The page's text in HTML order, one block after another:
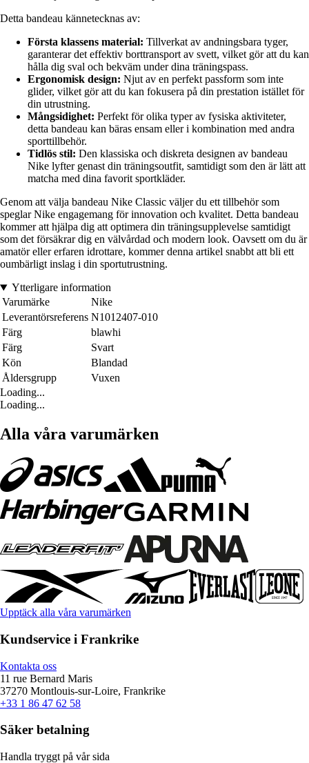
Detta bandeau kännetecknas av:
Första klassens material: Tillverkat av andningsbara tyger,
garanterar det effektiv borttransport av svett, vilket gör att du kan
hålla dig sval och bekväm under dina träningspass.
Ergonomisk design: Njut av en perfekt passform som inte
glider, vilket gör att du kan fokusera på din prestation istället för
din utrustning.
Mångsidighet: Perfekt för olika typer av fysiska aktiviteter,
detta bandeau kan bäras ensam eller i kombination med andra
sporttillbehör.
Tidlös stil: Den klassiska och diskreta designen av bandeau
Nike lyfter genast din träningsoutfit, samtidigt som den är lätt att
matcha med dina favorit sportkläder.
Genom att välja bandeau Nike Classic väljer du ett tillbehör som
speglar Nike engagemang för innovation och kvalitet. Detta bandeau
kommer att hjälpa dig att optimera din träningsupplevelse samtidigt
som det försäkrar dig en välvårdad och modern look. Oavsett om du är
amatör eller erfaren idrottare, kommer denna artikel snabbt att bli ett
oumbärligt inslag i din sportutrustning.
Ytterligare information
Varumärke
Nike
Leverantörsreferens N1012407-010
Färg
blawhi
Färg
Svart
Kön
Blandad
Åldersgrupp
Vuxen
Loading...
Loading...
Alla våra varumärken
Upptäck alla våra varumärken
Kundservice i Frankrike
Kontakta oss
11 rue Bernard Maris
37270 Montlouis-sur-Loire, Frankrike
+33 1 86 47 62 58
Säker betalning
Handla tryggt på vår sida